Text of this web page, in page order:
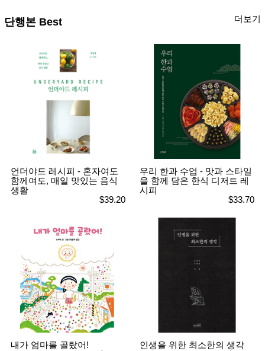
단행본 Best 더보기
언더야드 레시피 - 혼자여도
함께여도, 매일 맛있는 음식
생활
$39.20
우리 한과 수업 - 맛과 스타일
을 함께 담은 한식 디저트 레
시피
$33.70
내가 엄마를 골랐어!
인생을 위한 최소한의 생각